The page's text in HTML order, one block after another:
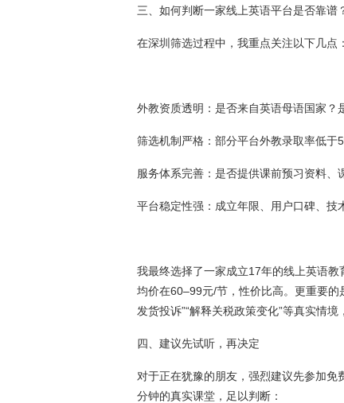
三、如何判断一家线上英语平台是否靠谱
在深圳筛选过程中，我重点关注以下几点：
外教资质透明：是否来自英语母语国家？
筛选机制严格：部分平台外教录取率低于
服务体系完善：是否提供课前预习资料、
平台稳定性强：成立年限、用户口碑、技
我最终选择了一家成立17年的线上英语
均价在60–99元/节，性价比高。更重要
发货投诉”“解释关税政策变化”等真实情境
四、建议先试听，再决定
对于正在犹豫的朋友，强烈建议先参加免
分钟的真实课堂，足以判断：